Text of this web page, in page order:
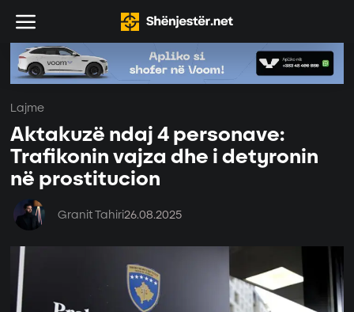
Lajme
Aktakuzë ndaj 4 personave:
Trafikonin vajza dhe i detyronin
në prostitucion
Granit Tahiri26.08.2025